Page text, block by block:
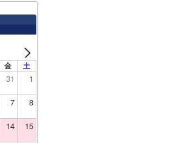
金 土
31 1
7 8
14 15